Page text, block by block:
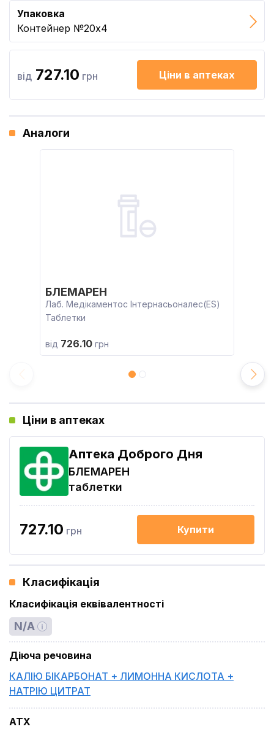
Упаковка
Контейнер №20x4
від 727.10 грн Ціни в аптеках
Аналоги
БЛЕМАРЕН
Лаб. Медікаментос Інтернасьоналес(ES)
Таблетки
від 726.10 грн
Ціни в аптеках
Аптека Доброго Дня
БЛЕМАРЕН
таблетки
727.10 грн Купити
Класифікація
Класифікація еквівалентності
N/A
Діюча речовина
КАЛІЮ БІКАРБОНАТ + ЛИМОННА КИСЛОТА +
НАТРІЮ ЦИТРАТ
ATX